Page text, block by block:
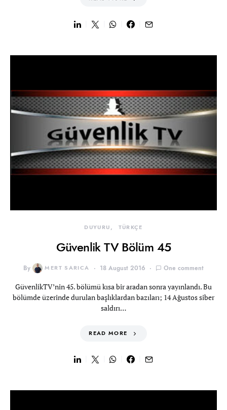
DUYURU TÜRKÇE
Güvenlik TV Bölüm 45
By MERT SARICA 18 August 2016 One comment
GüvenlikTV’nin 45. bölümü kısa bir aradan sonra yayınlandı. Bu
bölümde üzerinde durulan başlıklardan bazıları; 14 Ağustos siber
saldırı…
READ MORE